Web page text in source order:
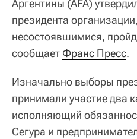
Аргентины (AFA)
президента
несостоявшимися,
сообщает Франс Пресс.
Изначально выборы
принимали участие два
исполняющий
Сегура и